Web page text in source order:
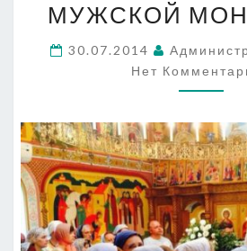
МУЖСКОЙ
30.07.2014
Нет